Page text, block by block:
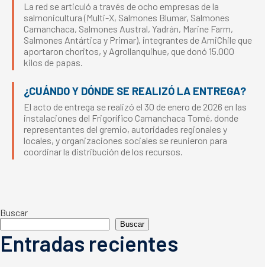
La red se articuló a través de ocho empresas de la
salmonicultura (Multi-X, Salmones Blumar, Salmones
Camanchaca, Salmones Austral, Yadrán, Marine Farm,
Salmones Antártica y Primar), integrantes de AmiChile que
aportaron choritos, y Agrollanquihue, que donó 15.000
kilos de papas.
¿CUÁNDO Y DÓNDE SE REALIZÓ LA ENTREGA?
El acto de entrega se realizó el 30 de enero de 2026 en las
instalaciones del Frigorífico Camanchaca Tomé, donde
representantes del gremio, autoridades regionales y
locales, y organizaciones sociales se reunieron para
coordinar la distribución de los recursos.
Buscar
Buscar
Entradas recientes